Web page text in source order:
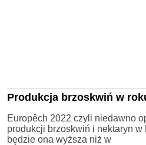
Produkcja brzoskwiń w
Europêch 2022 czyli niedawno
produkcji brzoskwiń i nektaryn
będzie ona wyższa niż w